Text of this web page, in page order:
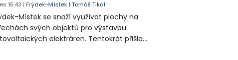
15:43 |Frýdek-Místek |Tomáš Tikal
Místek se snaží využívat plochy na
svých objektů pro výstavbu
elektráren. Tentokrát přišla